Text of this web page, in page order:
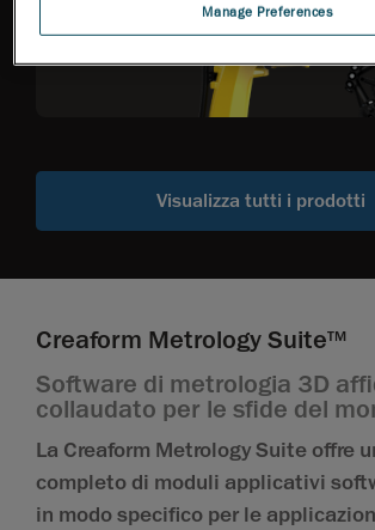
su robot
Visualizza tutti i prodotti
Creaform Metrology SuiteTM
Software di metrologia 3D
collaudato per le sfide del
La Creaform Metrology Suite offre
completo di moduli applicativi
in modo specifico per le
Manage Preferences